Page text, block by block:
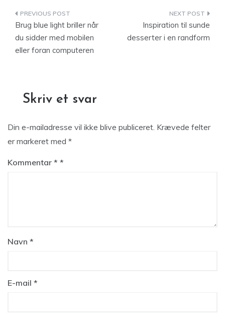
Indlægsnavigation
Brug blue light briller når
du sidder med mobilen
eller foran computeren
Inspiration til sunde
desserter i en randform
Skriv et svar
Din e-mailadresse vil ikke blive publiceret. Krævede felter
er markeret med *
Kommentar *
Navn *
E-mail *